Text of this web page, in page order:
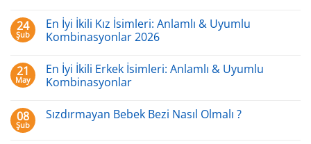
Türkiye’de
İllere
Göre
Popüler
İsimler:
81
İlde
Yetişkin
24
Şub
En İyi İkili Kız İsimleri: Anlamlı & Uyumlu
Kombinasyonlar 2026
En
İyi
İkili
Anlamlı
21
May
En İyi İkili Erkek İsimleri: Anlamlı & Uyumlu
Kombinasyonlar
En
08
Şub
Sızdırmayan Bebek Bezi Nasıl Olmalı ?